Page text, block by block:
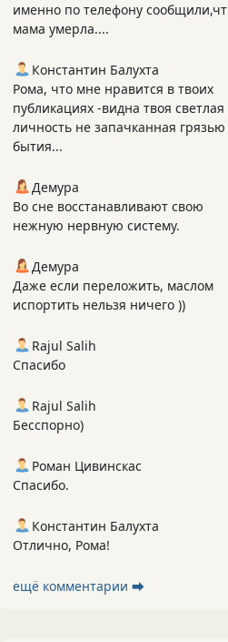
именно по телефону сообщили,чт
мама умерла....
Константин Балухта
Рома, что мне нравится в твоих
публикациях -видна твоя светлая
личность не запачканная грязью
бытия...
Демура
Во сне восстанавливают свою
нежную нервную систему.
Демура
Даже если переложить, маслом
испортить нельзя ничего ))
Rajul Salih
Спасибо
Rajul Salih
Бесспорно)
Роман Цивинскас
Спасибо.
Константин Балухта
Отлично, Рома!
ещё комментарии ⮕